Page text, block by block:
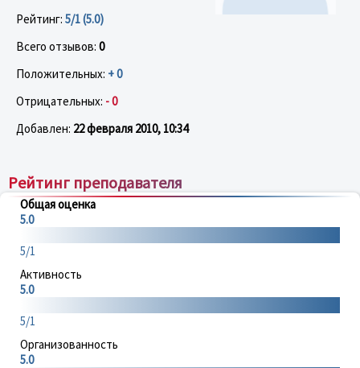
Рейтинг: 5/1 (5.0)
Всего отзывов: 0
Положительных: + 0
Отрицательных: - 0
Добавлен: 22 февраля 2010, 10:34
Рейтинг преподавателя
Общая оценка
5.0
5/1
Активность
5.0
5/1
Организованность
5.0